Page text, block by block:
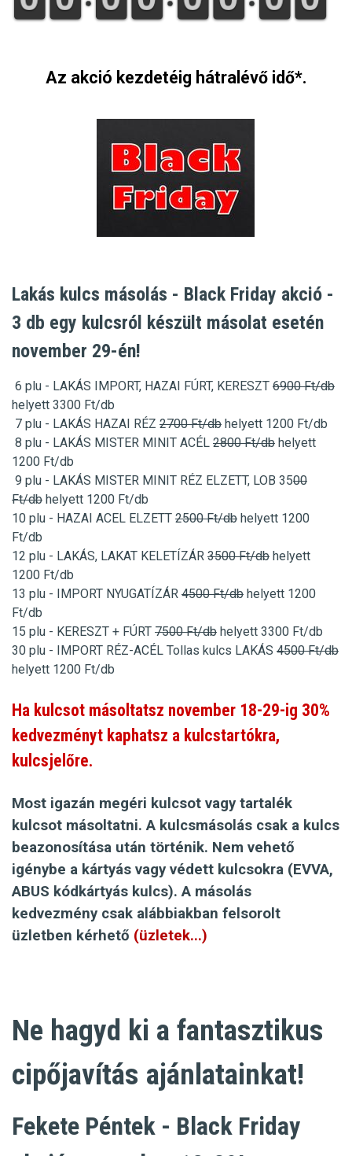
Az akció kezdetéig hátralévő idő*.
Lakás kulcs másolás - Black Friday akció -
3 db egy kulcsról készült másolat esetén
november 29-én!
6 plu - LAKÁS IMPORT, HAZAI FÚRT, KERESZT 6900 Ft/db
helyett 3300 Ft/db
7 plu - LAKÁS HAZAI RÉZ 2700 Ft/db helyett 1200 Ft/db
8 plu - LAKÁS MISTER MINIT ACÉL 2800 Ft/db helyett
1200 Ft/db
9 plu - LAKÁS MISTER MINIT RÉZ ELZETT, LOB 3500
Ft/db helyett 1200 Ft/db
10 plu - HAZAI ACEL ELZETT 2500 Ft/db helyett 1200
Ft/db
12 plu - LAKÁS, LAKAT KELETÍZÁR 3500 Ft/db helyett
1200 Ft/db
13 plu - IMPORT NYUGATÍZÁR 4500 Ft/db helyett 1200
Ft/db
15 plu - KERESZT + FÚRT 7500 Ft/db helyett 3300 Ft/db
30 plu - IMPORT RÉZ-ACÉL Tollas kulcs LAKÁS 4500 Ft/db
helyett 1200 Ft/db
Ha kulcsot másoltatsz november 18-29-ig 30%
kedvezményt kaphatsz a kulcstartókra,
kulcsjelőre.
Most igazán megéri kulcsot vagy tartalék
kulcsot másoltatni. A kulcsmásolás csak a kulcs
beazonosítása után történik. Nem vehető
igénybe a kártyás vagy védett kulcsokra (EVVA,
ABUS kódkártyás kulcs). A másolás
kedvezmény csak alábbiakban felsorolt
üzletben kérhető (üzletek...)
Ne hagyd ki a fantasztikus
cipőjavítás ajánlatainkat!
Fekete Péntek - Black Friday